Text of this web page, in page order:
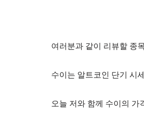
여러분과 같이 리뷰할 종
수이는 알트코인 단기 시
오늘 저와 함께 수이의 가